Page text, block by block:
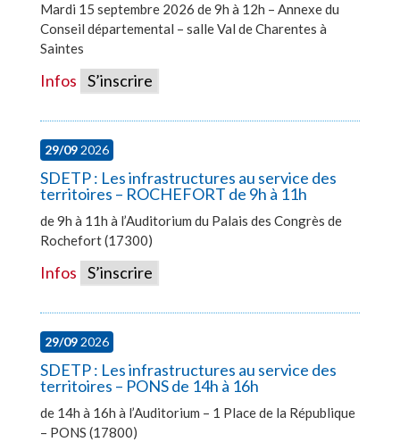
Mardi 15 septembre 2026 de 9h à 12h – Annexe du
Conseil départemental – salle Val de Charentes à
Saintes
Infos S’inscrire
29/092026
SDETP : Les infrastructures au service des
territoires – ROCHEFORT de 9h à 11h
de 9h à 11h à l’Auditorium du Palais des Congrès de
Rochefort (17300)
Infos S’inscrire
29/092026
SDETP : Les infrastructures au service des
territoires – PONS de 14h à 16h
de 14h à 16h à l’Auditorium – 1 Place de la République
– PONS (17800)